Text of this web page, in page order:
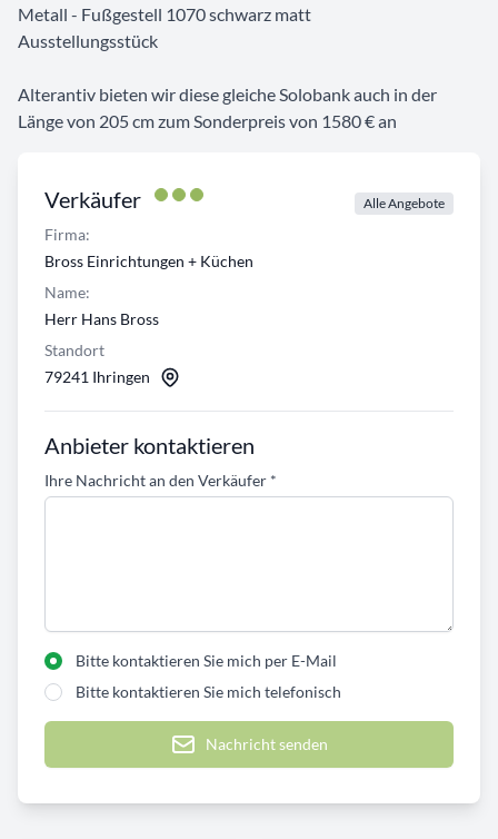
Verkäufer Alle Angebote
Firma:
Bross Einrichtungen + Küchen
Name:
Herr Hans Bross
Standort
79241 Ihringen
Anbieter kontaktieren
Ihre Nachricht an den Verkäufer *
Bitte kontaktieren Sie mich per E-Mail
Bitte kontaktieren Sie mich telefonisch
Nachricht senden
Metall - Fußgestell 1070 schwarz matt
Ausstellungsstück
Alterantiv bieten wir diese gleiche Solobank auch in der
Länge von 205 cm zum Sonderpreis von 1580 € an